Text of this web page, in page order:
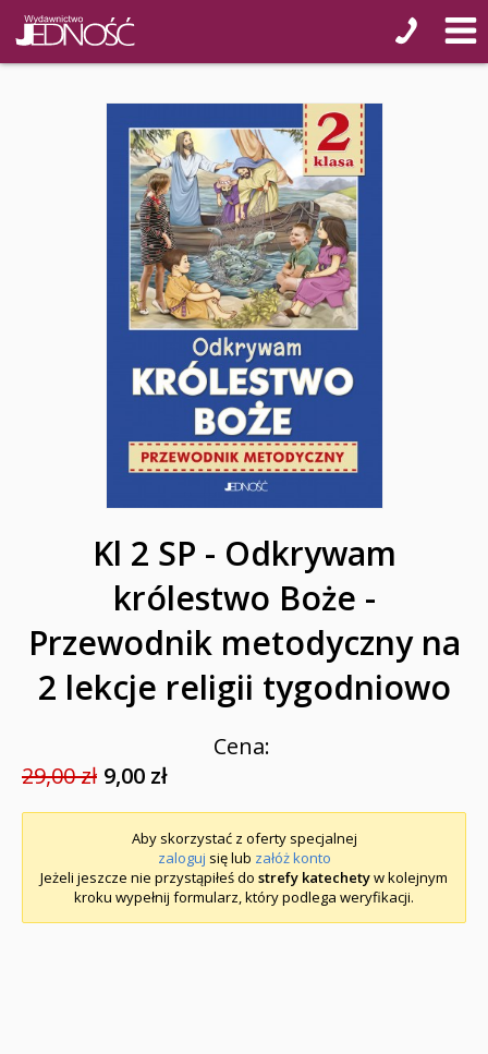
Kl 2 SP - Odkrywam
królestwo Boże -
Przewodnik metodyczny na
2 lekcje religii tygodniowo
Cena:
29,00 zł 9,00 zł
Aby skorzystać z oferty specjalnej
zaloguj się lub załóż konto
Jeżeli jeszcze nie przystąpiłeś do strefy katechetyw kolejnym
kroku wypełnij formularz, który podlega weryfikacji.